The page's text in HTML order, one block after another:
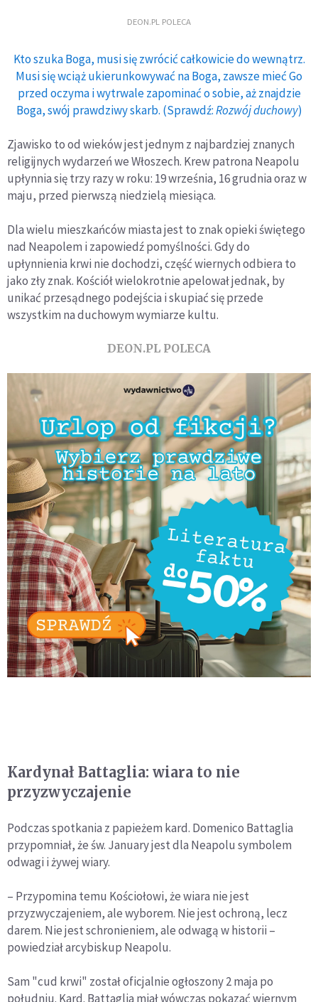
DEON.PL POLECA
Kto szuka Boga, musi się zwrócić całkowicie do wewnątrz.
Musi się wciąż ukierunkowywać na Boga, zawsze mieć Go
przed oczyma i wytrwale zapominać o sobie, aż znajdzie
Boga, swój prawdziwy skarb. (Sprawdź:Rozwój duchowy)
Zjawisko to od wieków jest jednym z najbardziej znanych
religijnych wydarzeń we Włoszech. Krew patrona Neapolu
upłynnia się trzy razy w roku: 19 września, 16 grudnia oraz w
maju, przed pierwszą niedzielą miesiąca.
Dla wielu mieszkańców miasta jest to znak opieki świętego
nad Neapolem i zapowiedź pomyślności. Gdy do
upłynnienia krwi nie dochodzi, część wiernych odbiera to
jako zły znak. Kościół wielokrotnie apelował jednak, by
unikać przesądnego podejścia i skupiać się przede
wszystkim na duchowym wymiarze kultu.
DEON.PL POLECA
Kardynał Battaglia: wiara to nie
przyzwyczajenie
Podczas spotkania z papieżem kard. Domenico Battaglia
przypomniał, że św. January jest dla Neapolu symbolem
odwagi i żywej wiary.
– Przypomina temu Kościołowi, że wiara nie jest
przyzwyczajeniem, ale wyborem. Nie jest ochroną, lecz
darem. Nie jest schronieniem, ale odwagą w historii –
powiedział arcybiskup Neapolu.
Sam "cud krwi" został oficjalnie ogłoszony 2 maja po
południu. Kard. Battaglia miał wówczas pokazać wiernym